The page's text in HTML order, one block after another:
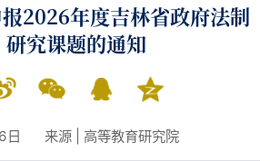
2026年度吉林省政府法制
研究课题的通知
日 来源 | 高等教育研究院